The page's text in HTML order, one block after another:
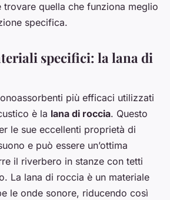
trovare quella che funziona meglio
specifica.
specifici: la lana di
più efficaci utilizzati
è la lana di roccia. Questo
le sue eccellenti proprietà di
e può essere un’ottima
il riverbero in stanze con tetti
La lana di roccia è un materiale
le onde sonore, riducendo così